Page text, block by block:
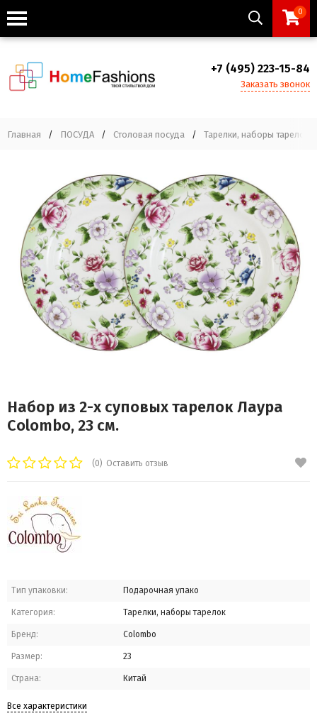
0
+7 (495) 223-15-84
Заказать звонок
Главная / ПОСУДА / Столовая посуда / Тарелки, наборы тарелок
Набор из 2-х суповых тарелок Лаура
Colombo, 23 см.
(0) Оставить отзыв
Тип упаковки: Подарочная упако
Категория: Тарелки, наборы тарелок
Бренд: Colombo
Размер: 23
Страна: Китай
Все характеристики